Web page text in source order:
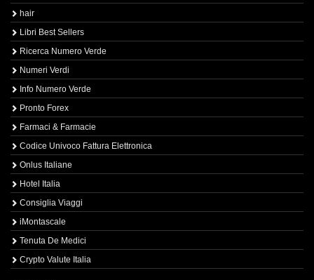
hair
Libri Best Sellers
Ricerca Numero Verde
Numeri Verdi
Info Numero Verde
Pronto Forex
Farmaci & Farmacie
Codice Univoco Fattura Elettronica
Onlus Italiane
Hotel Italia
Consiglia Viaggi
iMontascale
Tenuta De Medici
Crypto Valute Italia